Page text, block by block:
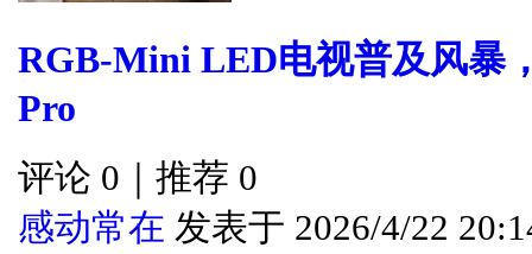
RGB-Mini LED电视普及风暴
Pro
评论 0｜推荐 0
感动常在 发表于 2026/4/22